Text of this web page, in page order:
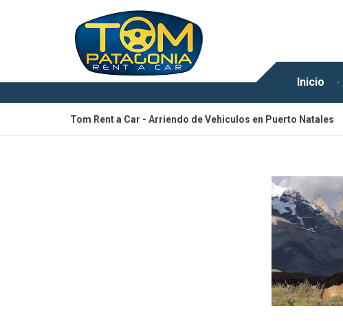
Inicio
Tom Rent a Car - Arriendo de Vehiculos en Puerto Natales